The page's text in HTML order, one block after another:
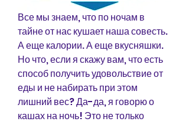
Все мы знаем, что по ночам в
тайне от нас кушает наша совесть.
А еще калории. А еще вкусняшки.
Но что, если я скажу вам, что есть
способ получить удовольствие от
еды и не набирать при этом
лишний вес? Да-да, я говорю о
кашах на ночь! Это не только